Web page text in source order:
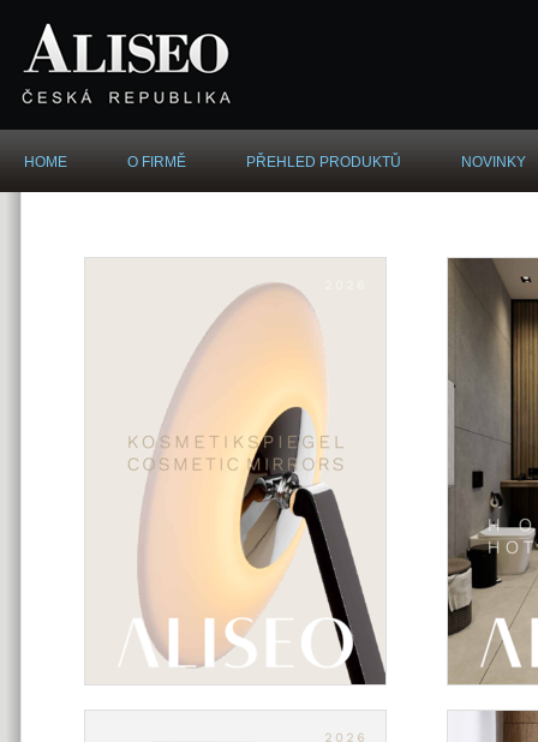
HOME O FIRMĚ PŘEHLED PRODUKTǓ NOVINKY